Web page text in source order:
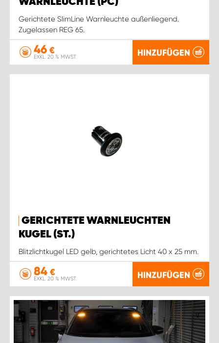
Gerichtete SlimLine Warnleuchte außenliegend.
Zugelassen REG 65.
46 €
EXKL. 20 % MWST. HINZUFÜGEN
GERICHTETE WARNLEUCHTEN
KUGEL (ST.)
Blitzlichtkugel LED gelb, gerichtetes Licht 40 x 25 mm.
84 €
EXKL. 20 % MWST. HINZUFÜGEN